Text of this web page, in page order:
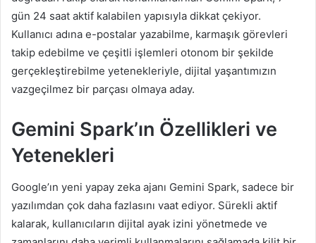
gün 24 saat aktif kalabilen yapısıyla dikkat çekiyor.
Kullanıcı adına e-postalar yazabilme, karmaşık görevleri
takip edebilme ve çeşitli işlemleri otonom bir şekilde
gerçekleştirebilme yetenekleriyle, dijital yaşantımızın
vazgeçilmez bir parçası olmaya aday.
Gemini Spark’ın Özellikleri ve
Yetenekleri
Google’ın yeni yapay zeka ajanı Gemini Spark, sadece bir
yazılımdan çok daha fazlasını vaat ediyor. Sürekli aktif
kalarak, kullanıcıların dijital ayak izini yönetmede ve